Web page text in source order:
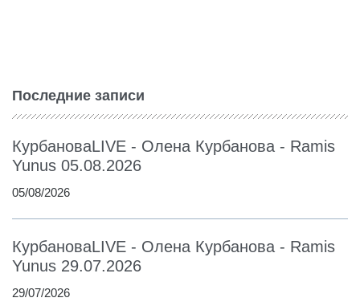
Последние записи
КурбановаLIVE - Олена Курбанова - Ramis
Yunus 05.08.2026
05/08/2026
КурбановаLIVE - Олена Курбанова - Ramis
Yunus 29.07.2026
29/07/2026